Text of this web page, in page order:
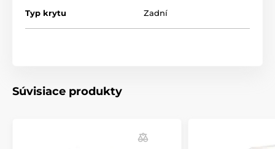
Typ krytu Zadní
Súvisiace produkty